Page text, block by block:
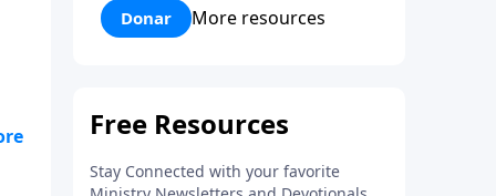
Donar More resources